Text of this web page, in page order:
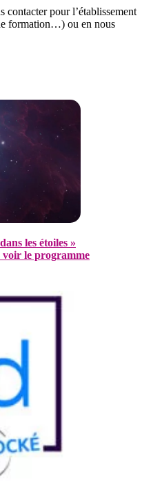
contacter pour l’établissement
formation…) ou en nous
les étoiles »
le programme